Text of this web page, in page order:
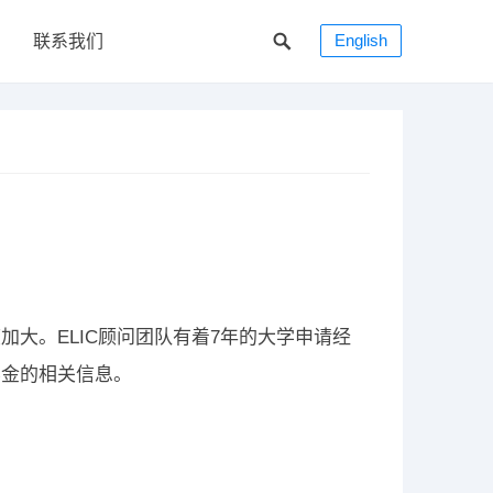
联系我们 English
大。ELIC顾问团队有着7年的大学申请经
的相关信息。